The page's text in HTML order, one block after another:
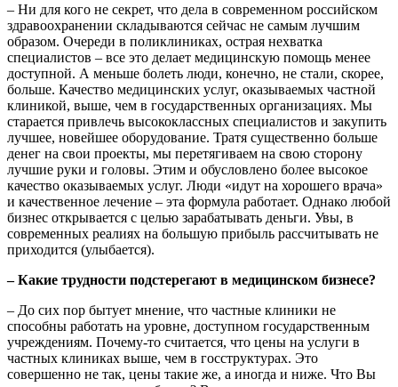
– Ни для кого не секрет, что дела в современном российском
здравоохранении складываются сейчас не самым лучшим
образом. Очереди в поликлиниках, острая нехватка
специалистов – все это делает медицинскую помощь менее
доступной. А меньше болеть люди, конечно, не стали, скорее,
больше. Качество медицинских услуг, оказываемых частной
клиникой, выше, чем в государственных организациях. Мы
старается привлечь высококлассных специалистов и закупить
лучшее, новейшее оборудование. Тратя существенно больше
денег на свои проекты, мы перетягиваем на свою сторону
лучшие руки и головы. Этим и обусловлено более высокое
качество оказываемых услуг. Люди «идут на хорошего врача»
и качественное лечение – эта формула работает. Однако любой
бизнес открывается с целью зарабатывать деньги. Увы, в
современных реалиях на большую прибыль рассчитывать не
приходится (улыбается).
– Какие трудности подстерегают в медицинском бизнесе?
– До сих пор бытует мнение, что частные клиники не
способны работать на уровне, доступном государственным
учреждениям. Почему-то считается, что цены на услуги в
частных клиниках выше, чем в госструктурах. Это
совершенно не так, цены такие же, а иногда и ниже. Что Вы